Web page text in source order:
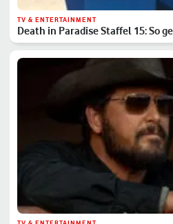
TV & ENTERTAINMENT
Death in Paradise Staffel 15: So